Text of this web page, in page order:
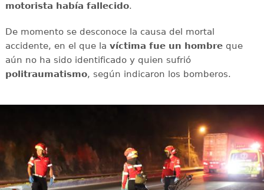
motorista había fallecido.
De momento se desconoce la causa del mortal
accidente, en el que la víctima fue un hombreque
aún no ha sido identificado y quien sufrió
politraumatismo, según indicaron los bomberos.